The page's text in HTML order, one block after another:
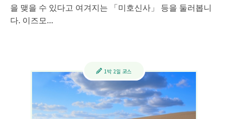
을 맺을 수 있다고 여겨지는 「미호신사」 등을 둘러봅니
다. 이즈모…
1박 2일 코스